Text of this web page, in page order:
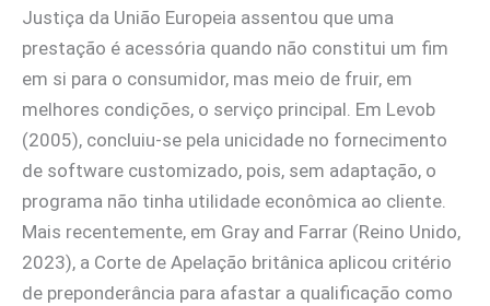
Justiça da União Europeia assentou que uma
prestação é acessória quando não constitui um fim
em si para o consumidor, mas meio de fruir, em
melhores condições, o serviço principal. Em Levob
(2005), concluiu-se pela unicidade no fornecimento
de software customizado, pois, sem adaptação, o
programa não tinha utilidade econômica ao cliente.
Mais recentemente, em Gray and Farrar (Reino Unido,
2023), a Corte de Apelação britânica aplicou critério
de preponderância para afastar a qualificação como